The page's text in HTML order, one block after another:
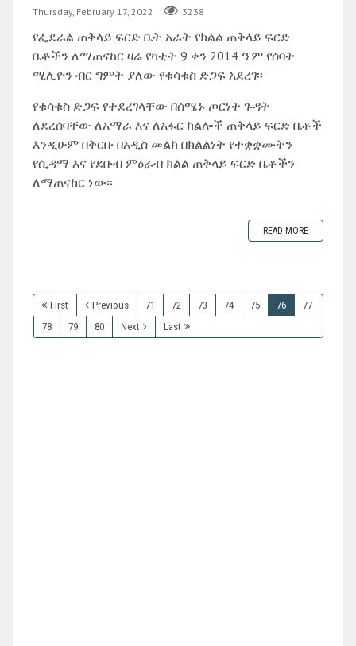
Thursday, February 17, 2022 3238
የፌደራል ጠቅላይ ፍርድ ቤት አራት የክልል ጠቅላይ ፍርድ
ቤቶችን ለማጠናከር ዛሬ የካቲት 9 ቀን 2014 ዓ.ም የሰባት
ሚሊዮን ብር ግምት ያለው የቁሳቁስ ድጋፍ አደረገ፡፡
የቁሳቁስ ድጋፍ የተደረገላቸው በሰሜኑ ጦርነት ጉዳት
ለደረሰባቸው ለአማራ እና ለአፋር ክልሎች ጠቅላይ ፍርድ ቤቶች
እንዲሁም በቅርቡ በአዲስ መልክ በክልልነት የተቋቋሙትን
የሲዳማ እና የደቡብ ምዕራብ ክልል ጠቅላይ ፍርድ ቤቶችን
ለማጠናከር ነው፡፡
READ MORE
First Previous 71 72 73 74 75 76
77
78
79 80 Next Last